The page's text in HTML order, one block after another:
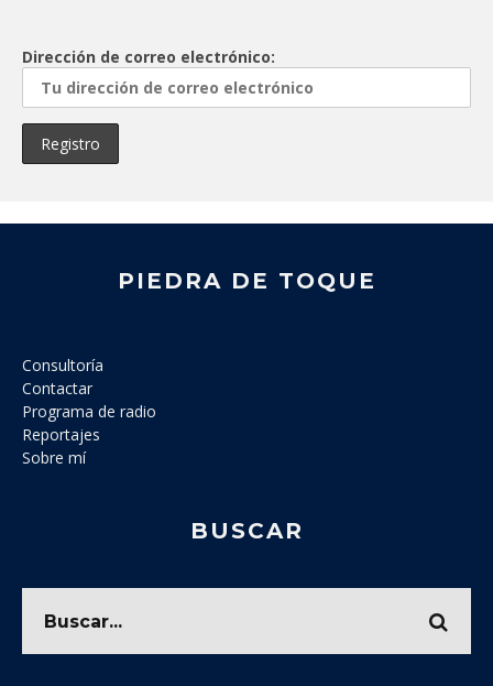
Dirección de correo electrónico:
PIEDRA DE TOQUE
Consultoría
Contactar
Programa de radio
Reportajes
Sobre mí
BUSCAR